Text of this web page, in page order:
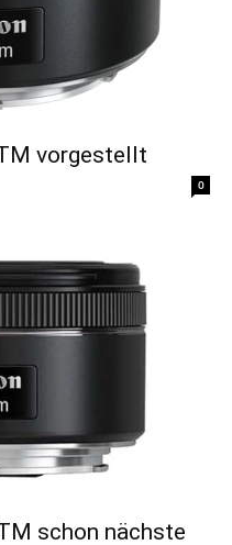
vorgestellt
0
schon nächste